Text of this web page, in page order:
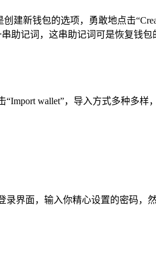
建新钱包的选项，勇敢地点击
助记词，这串助记词可是恢复钱
wallet”，导入方式多种多
录界面，输入你精心设置的密码